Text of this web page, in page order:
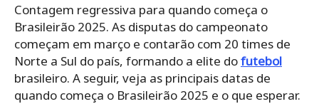
Contagem regressiva para quando começa o
Brasileirão 2025. As disputas do campeonato
começam em março e contarão com 20 times de
Norte a Sul do país, formando a elite dofutebol
brasileiro. A seguir, veja as principais datas de
quando começa o Brasileirão 2025 e o que esperar.